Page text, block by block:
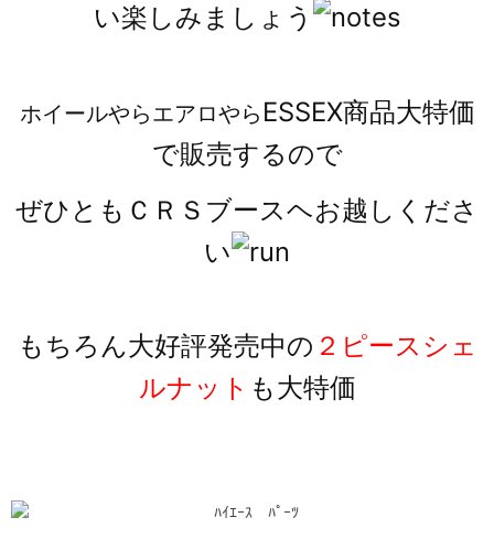
い楽しみましょう
ホイールやらエアロやら ESSEX商品大特価
で販売するので
ぜひともＣＲＳブースヘお越しくださ
い
もちろん大好評発売中の ２ピースシェ
ルナット も大特価